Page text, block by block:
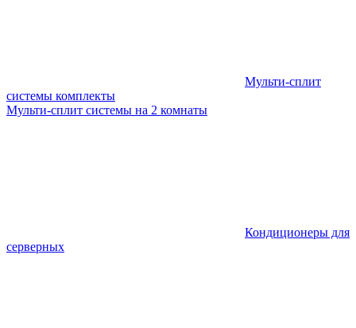
Мульти-сплит
системы комплекты
Мульти-сплит системы на 2 комнаты
Кондиционеры для
серверных